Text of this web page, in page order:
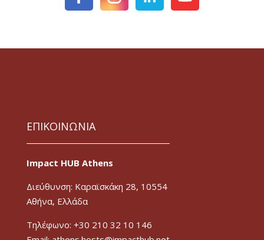
ΕΠΙΚΟΙΝΩΝΙΑ
Impact HUB Athens
Διεύθυνση: Καραϊσκάκη 28, 10554
Αθήνα, Ελλάδα
Τηλέφωνο: +30 210 32 10 146